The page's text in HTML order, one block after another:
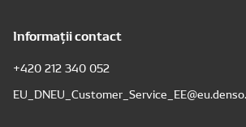
Informații contact
+420 212 340 052